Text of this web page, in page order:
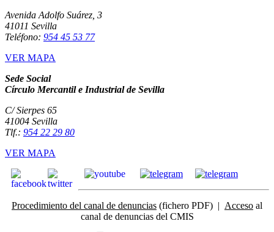
Avenida Adolfo Suárez, 3
41011 Sevilla
Teléfono: 954 45 53 77
VER MAPA
Sede Social
Círculo Mercantil e Industrial de Sevilla
C/ Sierpes 65
41004 Sevilla
Tlf.: 954 22 29 80
VER MAPA
Procedimiento del canal de denuncias (fichero PDF) | Acceso al
canal de denuncias del CMIS